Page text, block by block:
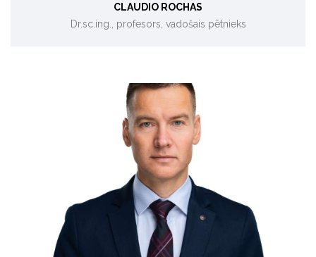
CLAUDIO ROCHAS
Dr.sc.ing., profesors, vadošais pētnieks
Energoefektivitāte ēkās un rūpniecībā.